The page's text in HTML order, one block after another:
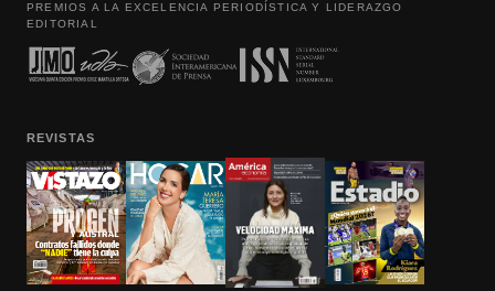
PREMIOS A LA EXCELENCIA PERIODÍSTICA Y LIDERAZGO
EDITORIAL
REVISTAS